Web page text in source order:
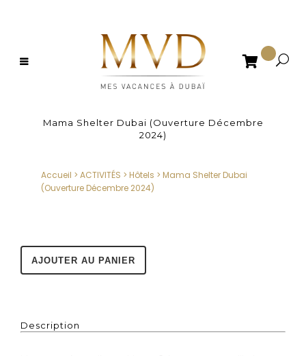

Mama Shelter Dubai (Ouverture Décembre
2024)
Accueil > ACTIVITÉS > Hôtels > Mama Shelter Dubai
(Ouverture Décembre 2024)
Description
AJOUTER AU PANIER